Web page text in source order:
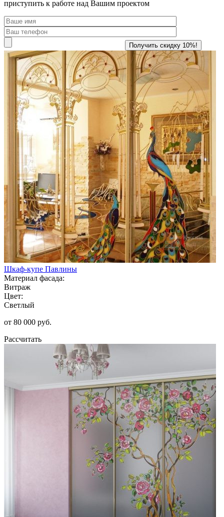
приступить к работе над Вашим проектом
Шкаф-купе Павлины
Материал фасада:
Витраж
Цвет:
Светлый
от 80 000 руб.
Рассчитать